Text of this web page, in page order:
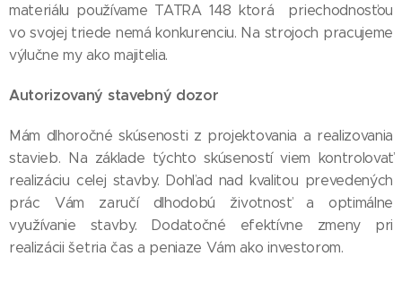
materiálu používame TATRA 148 ktorá priechodnosťou
vo svojej triede nemá konkurenciu. Na strojoch pracujeme
výlučne my ako majitelia.
Autorizovaný stavebný dozor
Mám dlhoročné skúsenosti z projektovania a realizovania
stavieb. Na základe týchto skúseností viem kontrolovať
realizáciu celej stavby. Dohľad nad kvalitou prevedených
prác Vám zaručí dlhodobú životnosť a optimálne
využívanie stavby. Dodatočné efektívne zmeny pri
realizácii šetria čas a peniaze Vám ako investorom.